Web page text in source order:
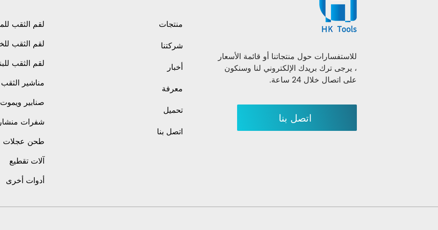
للاستفسارات حول منتجاتنا أو قائمة الأسعار
، يرجى ترك بريدك الإلكتروني لنا وسنكون
على اتصال خلال 24 ساعة.
اتصل بنا
منتجات
شركتنا
أخبار
معرفة
تحميل
اتصل بنا
لقم الثقب
لقم الثقب
لقم الثقب
مناشير الثقب
صنابير ويموت
شفرات
طحن عجلات
آلات تقطيع
أدوات أخرى